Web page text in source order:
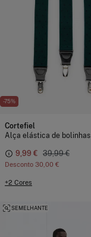
-75%
Cortefiel
Alça elástica de bolinhas
9,99 € 39,99 €
Desconto 30,00 €
+2 Cores
SEMELHANTE